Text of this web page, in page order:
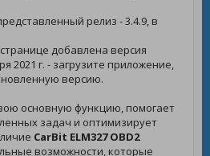
релиз - 3.4.9, в
добавлена версия
2021 г. - загрузите приложение,
версию.
основную функцию, помогает
задач и оптимизирует
CarBit ELM327 OBD2
возможности, которые